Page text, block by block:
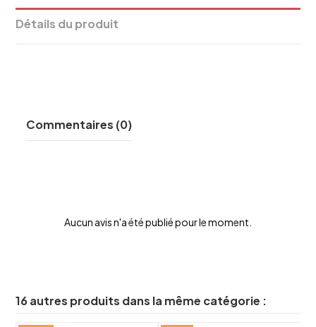
Détails du produit
Commentaires (0)
Aucun avis n'a été publié pour le moment.
16 autres produits dans la même catégorie :